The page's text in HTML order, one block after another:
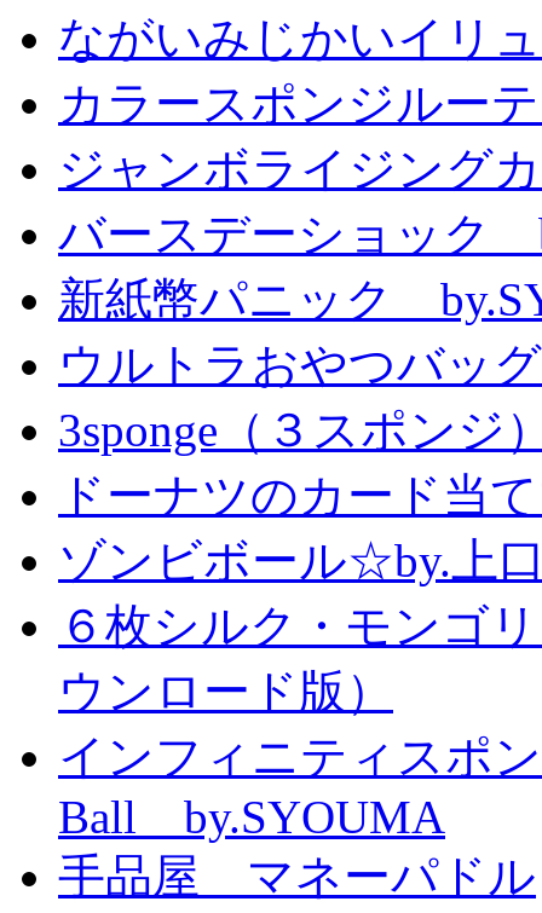
ながいみじかいイリ
カラースポンジルー
ジャンボライジング
バースデーショック
新紙幣パニック
ウルトラおやつバッ
3sponge（３スポン
ドーナツのカード当
ゾンビボール☆by.上
６枚シルク・モンゴ
ウンロード版）
インフィニティスポ
Ball by.SYOUMA
手品屋 マネーパドル